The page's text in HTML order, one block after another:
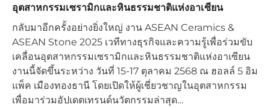
อุตสาหกรรมเซรามิกและหินธรรมชาติแห่งอาเซียน
กลับมาอีกครั้งอย่างยิ่งใหญ่ งาน ASEAN Ceramics &
ASEAN Stone 2025 เวทีทางธุรกิจและความรู้เพื่อร่วมขับ
เคลื่อนอุตสาหกรรมเซรามิกและหินธรรมชาติแห่งอาเซียน
งานนี้จัดขึ้นระหว่าง วันที่ 15-17 ตุลาคม 2568 ณ ฮอลล์ 5 อิม
แพ็ค เมืองทองธานี โดยเปิดให้ผู้เชี่ยวชาญในอุตสาหกรรม
เพื่อมาร่วมอัปเดตเทรนด์นวัตกรรมล่าสุด…